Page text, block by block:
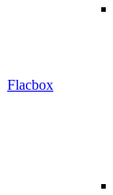
Flacbox